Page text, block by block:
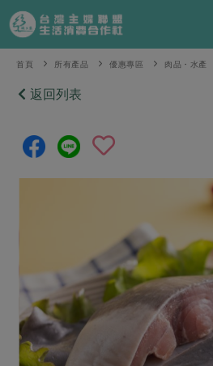
產品分類
當季蔬果
芽苗類
辛香料類
乳製品
豆製品 米麵雜
肉品・水產
食譜料理
食材
蔬食
蛋料理
特別企畫
預購活動
防災用品預購圓滿結束
2026年端午節預購圓滿結束
更多預購活動
當季產品
綠主張
一籃
社內大小事 合作
產品故事 生活
樂齡生活 親子
認識合作社
關於我們
合作社組織
員工與求才
重要公告
首頁 所有產品 優惠專區 肉品・水產
返回列表